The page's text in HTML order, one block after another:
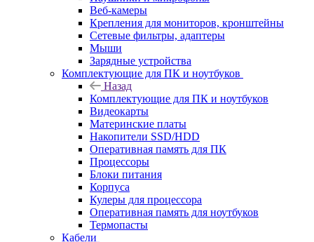
Веб-камеры
Крепления для мониторов, кронштейны
Сетевые фильтры, адаптеры
Мыши
Зарядные устройства
Комплектующие для ПК и ноутбуков
Назад
Комплектующие для ПК и ноутбуков
Видеокарты
Материнские платы
Накопители SSD/HDD
Оперативная память для ПК
Процессоры
Блоки питания
Корпуса
Кулеры для процессора
Оперативная память для ноутбуков
Термопасты
Кабели